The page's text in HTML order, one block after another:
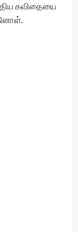
கவிதையை